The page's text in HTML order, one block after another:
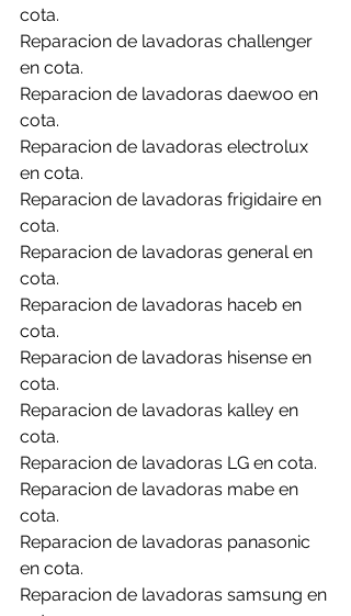
cota.
Reparacion de lavadoras challenger
en cota.
Reparacion de lavadoras daewoo en
cota.
Reparacion de lavadoras electrolux
en cota.
Reparacion de lavadoras frigidaire en
cota.
Reparacion de lavadoras general en
cota.
Reparacion de lavadoras haceb en
cota.
Reparacion de lavadoras hisense en
cota.
Reparacion de lavadoras kalley en
cota.
Reparacion de lavadoras LG en cota.
Reparacion de lavadoras mabe en
cota.
Reparacion de lavadoras panasonic
en cota.
Reparacion de lavadoras samsung en